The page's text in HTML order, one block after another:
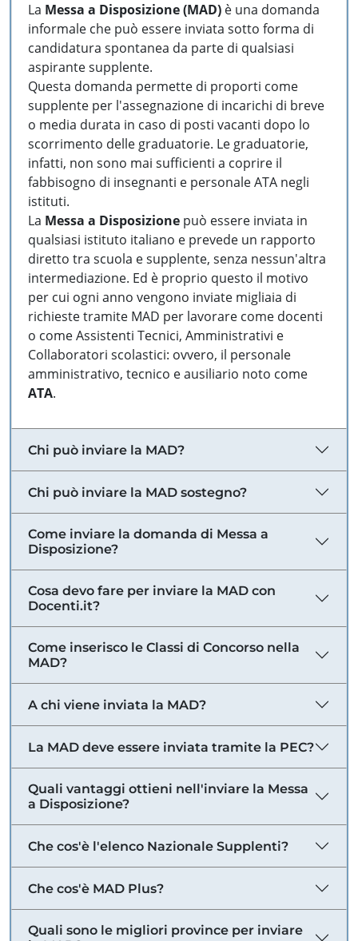
La Messa a Disposizione (MAD) è una domanda
informale che può essere inviata sotto forma di
candidatura spontanea da parte di qualsiasi
aspirante supplente.
Questa domanda permette di proporti come
supplente per l'assegnazione di incarichi di breve
o media durata in caso di posti vacanti dopo lo
scorrimento delle graduatorie. Le graduatorie,
infatti, non sono mai sufficienti a coprire il
fabbisogno di insegnanti e personale ATA negli
istituti.
La Messa a Disposizione può essere inviata in
qualsiasi istituto italiano e prevede un rapporto
diretto tra scuola e supplente, senza nessun'altra
intermediazione. Ed è proprio questo il motivo
per cui ogni anno vengono inviate migliaia di
richieste tramite MAD per lavorare come docenti
o come Assistenti Tecnici, Amministrativi e
Collaboratori scolastici: ovvero, il personale
amministrativo, tecnico e ausiliario noto come
ATA.
Chi può inviare la MAD?
Chi può inviare la MAD sostegno?
Come inviare la domanda di Messa a
Disposizione?
Cosa devo fare per inviare la MAD con
Docenti.it?
Come inserisco le Classi di Concorso nella
MAD?
A chi viene inviata la MAD?
La MAD deve essere inviata tramite la PEC?
Quali vantaggi ottieni nell'inviare la Messa
a Disposizione?
Che cos'è l'elenco Nazionale Supplenti?
Che cos'è MAD Plus?
Quali sono le migliori province per inviare